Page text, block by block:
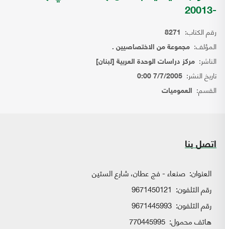
-20013
رقم الكتاب: 8271
المؤلف: مجموعة من الاختصاصيين .
الناشر: مركز دراسات الوحدة العربية [لبنان]
تاريخ النشر: 7/7/2005 0:00
القسم: العموميات
اتصل بنا
العنوان: صنعاء - فج عطان، شارع الستين
رقم التلفون: 9671450121
رقم التلفون: 9671445993
هاتف محمول: 770445995